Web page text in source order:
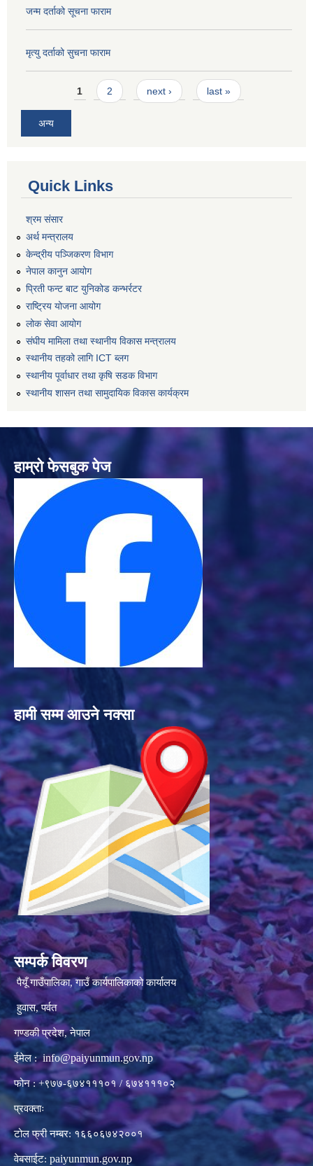
जन्म दर्ताको सूचना फाराम
मृत्यु दर्ताको सुचना फाराम
Pages1 2 next › last »
अन्य
Quick Links
श्रम संसार
अर्थ मन्त्रालय
केन्द्रीय पञ्जिकरण विभाग
नेपाल कानुन आयोग
प्रिती फन्ट बाट युनिकोड कन्भर्रटर
राष्ट्रिय योजना आयोग
लोक सेवा आयोग
संघीय मामिला तथा स्थानीय विकास मन्त्रालय
स्थानीय तहको लागि ICT ब्लग
स्थानीय पूर्वाधार तथा कृषि सडक विभाग
स्थानीय शासन तथा सामुदायिक विकास कार्यक्रम
हाम्रो फेसबुक पेज
हामी सम्म आउने नक्सा
सम्पर्क विवरण
पैयूँ गाउँपालिका, गाउँ कार्यपालिकाको कार्यालय
हुवास, पर्वत
गण्डकी प्रदेश, नेपाल
ईमेल : info@paiyunmun.gov.np
फोन : +९७७-६७४१११०१ / ६७४१११०२
प्रवक्ताः
टोल फ्री नम्बर: १६६०६७४२००१
वेबसाईट: paiyunmun.gov.np